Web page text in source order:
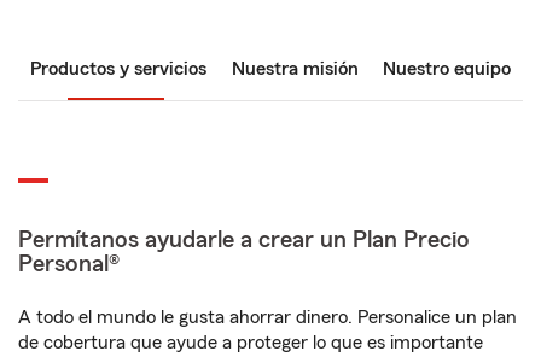
Productos y servicios Nuestra misión Nuestro equipo
Permítanos ayudarle a crear un Plan Precio
Personal®
A todo el mundo le gusta ahorrar dinero. Personalice un plan
de cobertura que ayude a proteger lo que es importante